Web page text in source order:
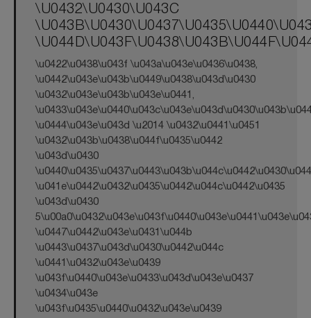
\U0432\U0430\U043C
\u0422\u0438\u043f \u043a\u043e\u0436\u0438,
\u0442\u043e\u043b\u0449\u0438\u043d\u0430
\u0432\u043e\u043b\u043e\u0441,
\u0444\u043e\u043d \u2014 \u0432\u0441\u0451
\u0432\u043b\u0438\u044f\u0435\u0442
\u043d\u0430
\u041e\u0442\u0432\u0435\u0442\u044c\u0442\u0435
\u043d\u0430
\u0447\u0442\u043e\u0431\u044b
\u0443\u0437\u043d\u0430\u0442\u044c
\u0441\u0432\u043e\u0439
\u043f\u0440\u043e\u0433\u043d\u043e\u0437
\u0434\u043e
\u043f\u0435\u0440\u0432\u043e\u0439